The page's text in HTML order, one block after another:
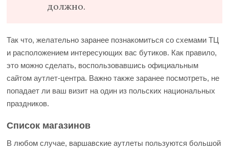
должно.
Так что, желательно заранее познакомиться со схемами ТЦ
и расположением интересующих вас бутиков. Как правило,
это можно сделать, воспользовавшись официальным
сайтом аутлет-центра. Важно также заранее посмотреть, не
попадает ли ваш визит на один из польских национальных
праздников.
Список магазинов
В любом случае, варшавские аутлеты пользуются большой